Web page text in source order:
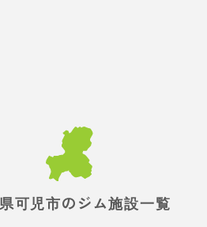
可児市のジム施設一覧